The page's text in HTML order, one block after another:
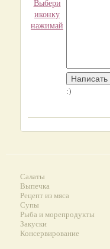
Выбери
иконку
нажимай
:)
Салаты
Выпечка
Рецепт из мяса
Супы
Рыба и морепродукты
Закуски
Консервирование